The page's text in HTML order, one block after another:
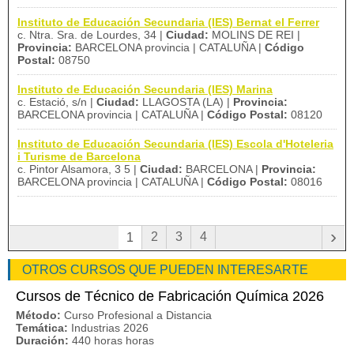
Instituto de Educación Secundaria (IES) Bernat el Ferrer
c. Ntra. Sra. de Lourdes, 34 | Ciudad: MOLINS DE REI |
Provincia: BARCELONA provincia | CATALUÑA | Código
Postal: 08750
Instituto de Educación Secundaria (IES) Marina
c. Estació, s/n | Ciudad: LLAGOSTA (LA) | Provincia:
BARCELONA provincia | CATALUÑA | Código Postal: 08120
Instituto de Educación Secundaria (IES) Escola d'Hoteleria
i Turisme de Barcelona
c. Pintor Alsamora, 3 5 | Ciudad: BARCELONA | Provincia:
BARCELONA provincia | CATALUÑA | Código Postal: 08016
1 2 3 4 ›
OTROS CURSOS QUE PUEDEN INTERESARTE
Cursos de Técnico de Fabricación Química 2026
Método: Curso Profesional a Distancia
Temática: Industrias 2026
Duración: 440 horas horas